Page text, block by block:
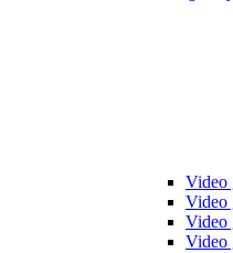
Video
Video
Video
Video